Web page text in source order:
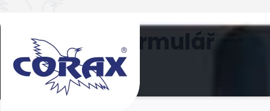
Kontaktní formulář